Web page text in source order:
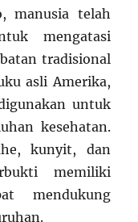
manusia telah
mengatasi
tradisional
asli Amerika,
untuk
kesehatan.
kunyit, dan
memiliki
mendukung